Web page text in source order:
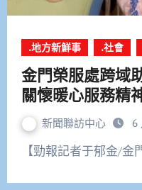
.地方新鮮事 .社會
金門榮服處跨域
關懷暖心服務精
新聞聯訪中心 6
【勁報記者于郁金/